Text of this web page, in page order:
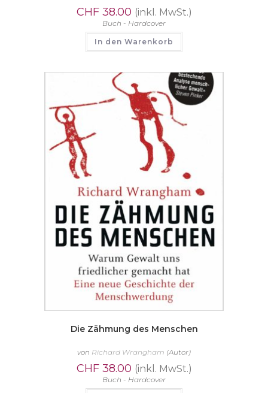
CHF38.00 (inkl. MwSt.)
Buch - Hardcover
In den Warenkorb
Die Zähmung des Menschen
von Richard Wrangham (Autor)
CHF38.00 (inkl. MwSt.)
Buch - Hardcover